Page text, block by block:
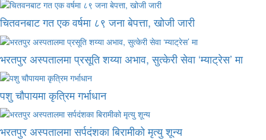
चितवनबाट गत एक वर्षमा ८९ जना बेपत्ता, खोजी जारी
भरतपुर अस्पतालमा प्रसूति शय्या अभाव, सुत्केरी सेवा ‘म्याट्रेस’ मा
पशु चौपायमा कृत्रिम गर्भाधान
भरतपुर अस्पतालमा सर्पदंशका बिरामीको मृत्यु शून्य